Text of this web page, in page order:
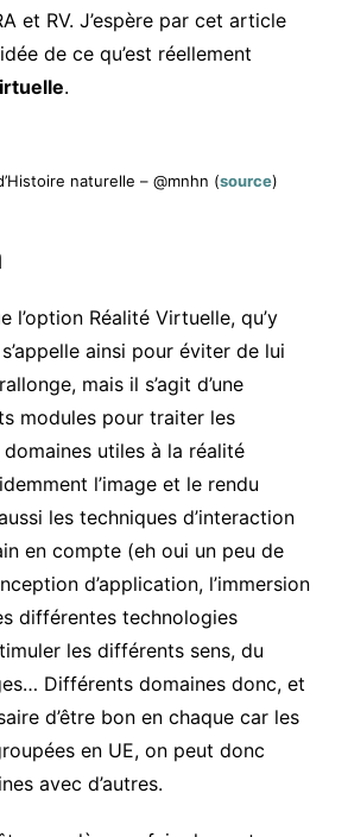
et RV. J’espère par cet article
de ce qu’est réellement
.
naturelle – @mnhn (source)
l’option Réalité Virtuelle, qu’y
ainsi pour éviter de lui
mais il s’agit d’une
modules pour traiter les
utiles à la réalité
l’image et le rendu
les techniques d’interaction
en compte (eh oui un peu de
d’application, l’immersion
différentes technologies
les différents sens, du
Différents domaines donc, et
d’être bon en chaque car les
en UE, on peut donc
avec d’autres.